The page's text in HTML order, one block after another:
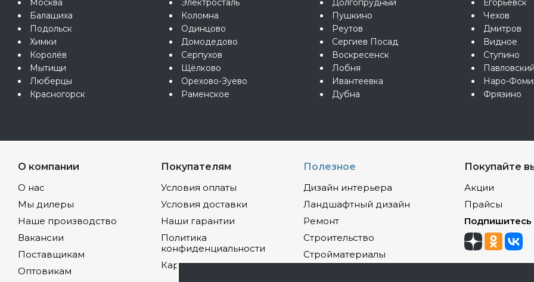
Москва
Балашиха
Подольск
Химки
Королёв
Мытищи
Люберцы
Красногорск
Электросталь
Коломна
Одинцово
Домодедово
Серпухов
Щёлково
Орехово-Зуево
Раменское
Долгопрудный
Пушкино
Реутов
Сергиев Посад
Воскресенск
Лобня
Ивантеевка
Дубна
Егорьевск
Чехов
Дмитров
Видное
Ступино
Наро-
Фрязино
О компании
О нас
Мы дилеры
Наше производство
Вакансии
Поставщикам
Оптовикам
Покупателям
Условия оплаты
Условия доставки
Наши гарантии
Политика
конфиденциальности
Карта сайта
Полезное
Дизайн интерьера
Ландшафтный дизайн
Ремонт
Строительство
Стройматериалы
Покупайте
Акции
Прайсы
Подпишитесь